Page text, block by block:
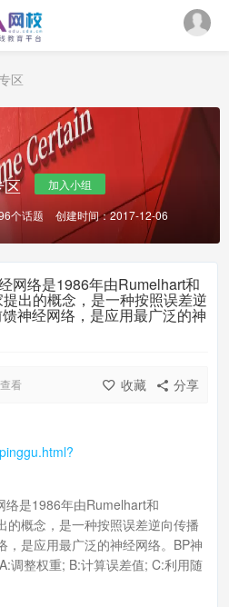
区
区
加入小组
个话题 创建时间：2017-12-06
网络是1986年由Rumelhart和
出的概念，是一种按照误差逆
神经网络，是应用最广泛的神
分享
收藏
看
是1986年由Rumelhart和
的概念，是一种按照误差逆向传播
，是应用最广泛的神经网络。BP神
调整权重; B:计算误差值; C:利用随